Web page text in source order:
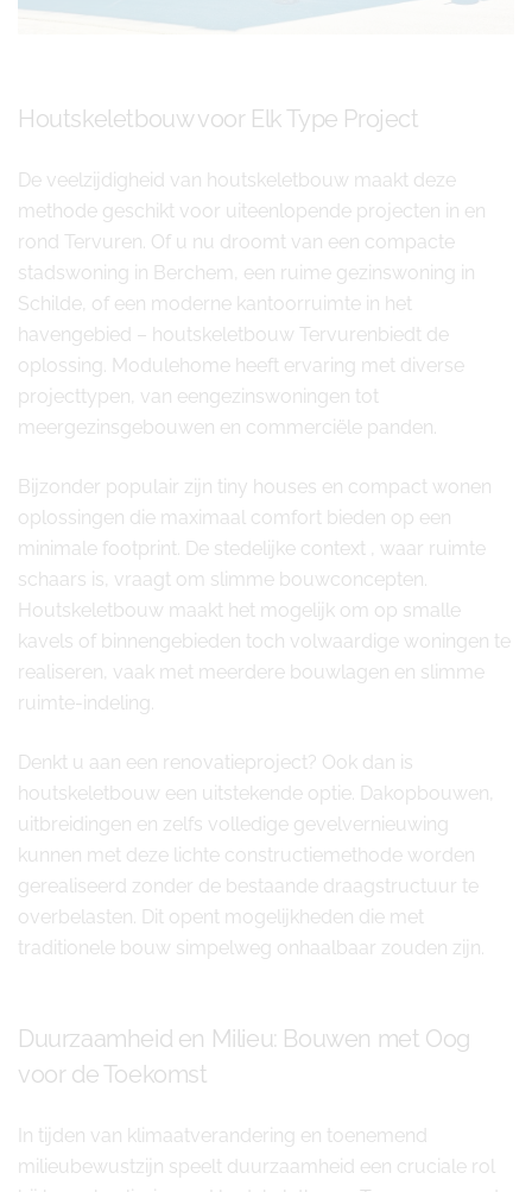
Houtskeletbouw voor Elk Type Project
De veelzijdigheid van houtskeletbouw maakt deze
methode geschikt voor uiteenlopende projecten in en
rond Tervuren. Of u nu droomt van een compacte
stadswoning in Berchem, een ruime gezinswoning in
Schilde, of een moderne kantoorruimte in het
havengebied – houtskeletbouw Tervurenbiedt de
oplossing. Modulehome heeft ervaring met diverse
projecttypen, van eengezinswoningen tot
meergezinsgebouwen en commerciële panden.
Bijzonder populair zijn tiny houses en compact wonen
oplossingen die maximaal comfort bieden op een
minimale footprint. De stedelijke context , waar ruimte
schaars is, vraagt om slimme bouwconcepten.
Houtskeletbouw maakt het mogelijk om op smalle
kavels of binnengebieden toch volwaardige woningen te
realiseren, vaak met meerdere bouwlagen en slimme
ruimte-indeling.
Denkt u aan een renovatieproject? Ook dan is
houtskeletbouw een uitstekende optie. Dakopbouwen,
uitbreidingen en zelfs volledige gevelvernieuwing
kunnen met deze lichte constructiemethode worden
gerealiseerd zonder de bestaande draagstructuur te
overbelasten. Dit opent mogelijkheden die met
traditionele bouw simpelweg onhaalbaar zouden zijn.
Duurzaamheid en Milieu: Bouwen met Oog
voor de Toekomst
In tijden van klimaatverandering en toenemend
milieubewustzijn speelt duurzaamheid een cruciale rol